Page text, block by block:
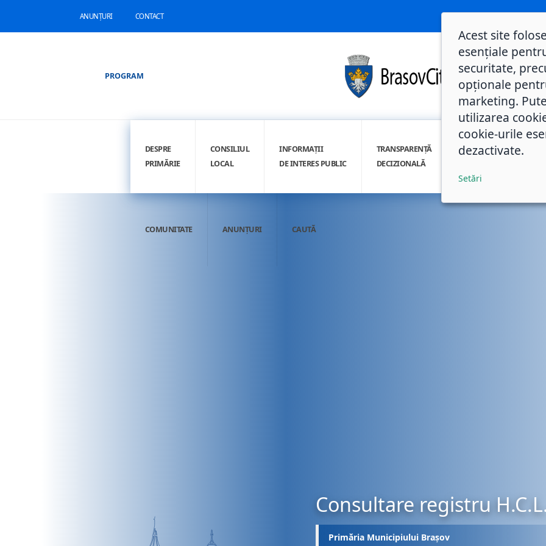
ANUNȚURI CONTACT
PROGRAM
DESPRE
PRIMĂRIE
CONSILIUL
LOCAL
INFORMAȚII
DE INTERES PUBLIC
TRANSPARENȚĂ
DECIZIONALĂ
INTEGRITATE
COMUNITATE ANUNȚURI CAUTĂ
Consultare registru
Primăria Municipiului Brașov
Acest site
esențiale
securitate,
opționale
marketing.
utilizarea
cookie-urile
dezactivate.
Setări